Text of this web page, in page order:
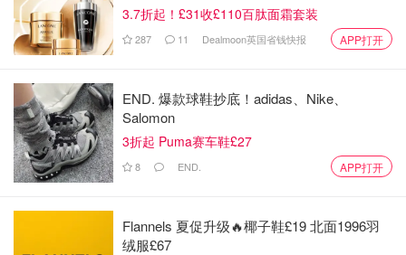
3.7折起！£31收£110百肽面霜套装
287 11 Dealmoon英国省钱快报 APP打开
END. 爆款球鞋抄底！adidas、Nike、
Salomon
3折起 Puma赛车鞋£27
8 END. APP打开
Flannels 夏促升级🔥椰子鞋£19 北面1996羽
绒服£67